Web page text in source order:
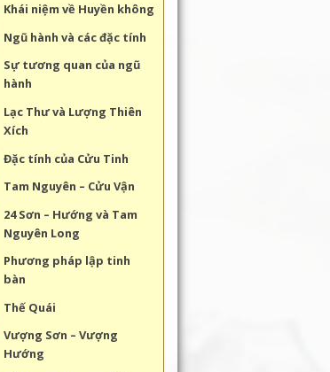
Khái niệm về Huyền không
Ngũ hành và các đặc tính
Sự tương quan của ngũ
hành
Lạc Thư và Lượng Thiên
Xích
Đặc tính của Cửu Tinh
Tam Nguyên – Cửu Vận
24 Sơn – Hướng và Tam
Nguyên Long
Phương pháp lập tinh
bàn
Thế Quái
Vượng Sơn – Vượng
Hướng